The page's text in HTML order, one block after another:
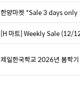
한양마켓 *Sale 3 days
[H 마트] Weekly Sale
제일한국학교 2026년 봄학